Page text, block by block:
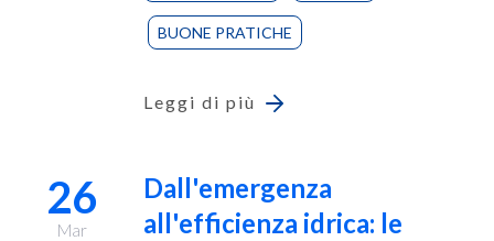
BUONE PRATICHE
Leggi di più
26
Mar
Dall'emergenza
all'efficienza idrica: le